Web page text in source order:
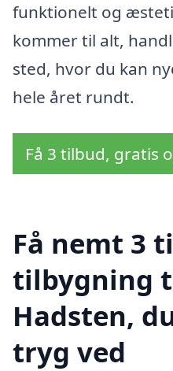
funktionelt og
kommer til alt,
sted, hvor du kan
hele året rundt.
Få 3 tilbud, gratis
Få nemt 3
tilbygning
Hadsten,
tryg ved